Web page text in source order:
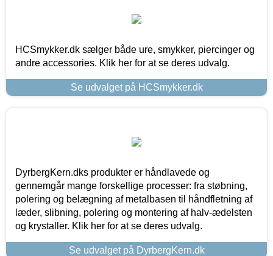
HCSmykker.dk sælger både ure, smykker, piercinger og
andre accessories. Klik her for at se deres udvalg.
Se udvalget på HCSmykker.dk
DyrbergKern.dks produkter er håndlavede og
gennemgår mange forskellige processer: fra støbning,
polering og belægning af metalbasen til håndfletning af
læder, slibning, polering og montering af halv-ædelsten
og krystaller. Klik her for at se deres udvalg.
Se udvalget på DyrbergKern.dk